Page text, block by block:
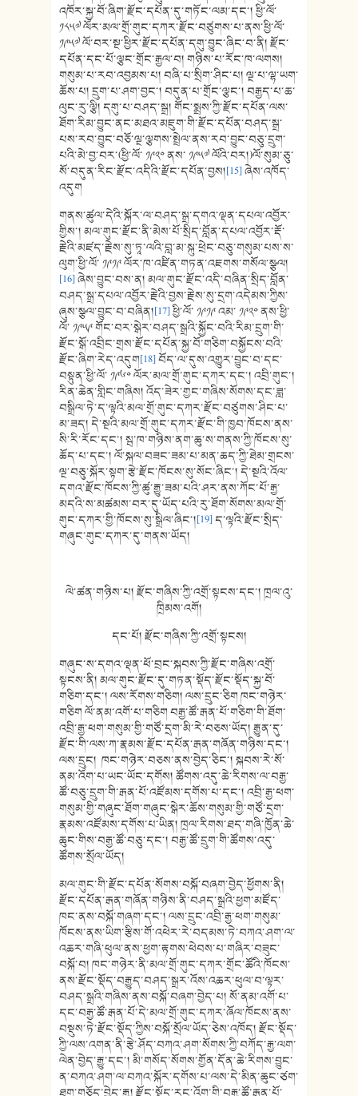
འཁོར་སྐྱ་བོ་ཞིག་རྫོང་དཔོན་དུ་གཏོང་ལམ་དང་། ཕྱི་ལོ་
༡༨༥༧ ལོར་མལ་གྲོ་གུང་དཀར་རྫོང་བཙུགས་པ་ནས་ཕྱི་ལོ་
༡༩༥༧ ལོ་བར་སྔ་ཕྱིར་རྫོང་དཔོན་དགུ་བྱུང་ཞིང༌བ་ནི། རྫོང་
དཔོན་དང་པོ་ལྕང་གྲོང་རྒྱལ་བ། གཉིས་པ་རོང་ཁ་ལགས།
གསུམ་པ་རབ་འབྱམས་པ། བཞི་པ་སྲིག་ཤིང་པ། ལྔ་པ་ལྷ་ཡག་
ཆོས་པ། དྲུག་པ་ཤག་བྱང་། བདུན་པ་གྲོང་ལྕང་། བརྒྱད་པ་ཆ་
ལུང་རུ་ལྕི། དགུ་པ་བཤད་སྒྲ། གོང་སྨྲས་ཀྱི་རྫོང་དཔོན་ལས་
ཐོག་རིམ་བྱུང་ནང་མཐའ་མཇུག་གི་རྫོང་དཔོན་བཤད་སྒྲ་
པས་རབ་བྱུང་བཅོ་ལྔ་ལྕགས་སྤྲེལ་ནས་རབ་བྱུང་བཅུ་དྲུག་
པའི་མེ་བྱ་བར་(ཕྱི་ལོ་ ༡༩༢༠ ནས་ ༡༩༥༧ ལོའི་བར།)ལོ་སུམ་ཅུ་
སོ་བདུན་རིང་རྫོང་འདིའི་རྫོང་དཔོན་བྱས།[15]ཞེས་འཁོད་
འདུག
གནས་ཚུལ་དེའི་སྐོར་ལ་བཤད་སྒྲ་དགའ་ལྡན་དཔལ་འབྱོར་
གྱིས་། མལ་གུང་རྫོང་ནི་མེས་པོ་སྲིད་བློན་དཔལ་འབྱོར་རྡོ་
རྗེའི་མཛད་རྗེས་སུ་ཏཱ་ལའི་བླ་མ་སྐུ་ཕྲེང་བཅུ་གསུམ་པས་ས་
ལུག་ཕྱི་ལོ་ ༡༩༡༩ ལོར་ཁ་འཛིན་གཏན་འཇགས་གསོལ་སྩལ།
[16]ཞེས་བྱུང་བས་ན། མལ་གུང་རྫོང་འདི་བཞིན་སྲིད་བློན་
བཤད་སྒྲ་དཔལ་འབྱོར་རྗེའི་བྱས་རྗེས་སུ་དྲག་འདེམས་ཀྱིས་
ཞུས་སྩལ་བྱུང་བ་བཞིན།[17]ཕྱི་ལོ་ ༡༩༡༩ འམ་ ༡༩༢༠ ནས་ཕྱི་
ལོ་ ༡༩༥༩ གོང་བར་སྒེར་བཤད་སྒྲའི་སྐྱོང་བའི་རིམ་དྲུག་གི་
རྫོང་སྒོ་འབྲིང་གྲས་རྫོང་དཔོན་སྐྱ་བོ་གཅིག་བསྐྱོངས་བའི་
རྫོང་ཞིག་རེད་འདུག[18]བོད་ལ་དུས་འགྱུར་བྱུང་བ་དང་
བསྟུན་ཕྱི་ལོ་ ༡༩༦༠ ལོར་མལ་གྲོ་གུང་དཀར་དང་། འབྲི་གུང་།
རིན་ཆེན་གླིང་གཞིས། འོད་ཟེར་གྱང་གཞིས་སོགས་དང་ཟླ་
བསྒྲིལ་ཏེ་ད་ལྟའི་མལ་གྲོ་གུང་དཀར་རྫོང་བཙུགས་ཤིང་པ་
མ་ཟད། དེ་སྔའི་མལ་གྲོ་གུང་དཀར་རྫོང་གི་ཁྱབ་ཁོངས་ནས་
སི་རི་རོང་དང་། སྦ་ཁ་གཉིས་ནག་ཆུ་ས་གནས་ཀྱི་ཁོངས་སུ་
ཆོད་པ་དང་། ལོ་སྐལ་བཟང་ཟམ་པ་མན་ཆད་ཀྱི་ཐེམ་གྲངས་
ལྔ་བཅུ་སྐོར་སྟག་རྩེ་རྫོང་ཁོངས་སུ་སོང་ཞིང་། དེ་སྔའི་འོལ་
དགའ་རྫོང་ཁོངས་ཀྱི་ཚུ་རྒྱུ་ཟམ་པའི་ཤར་ནས་ཀོང་པོ་རྒྱ་
མདའི་ས་མཚམས་བར་དུ་ཡོད་པའི་རུ་ཐོག་སོགས་མལ་གྲོ་
གུང་དཀར་གྱི་ཁོངས་སུ་སྒྲིལ་ཞིང་།[19]ད་ལྟའི་རྫོང་སྲིད་
གཞུང་གུང་དཀར་དུ་གནས་ཡོད།
ལེ་ཚན་གཉིས་པ། རྫོང་གཞིས་ཀྱི་འགྲོ་སྟངས་དང་། ཁྲལ་འུ་
ཁྲིམས་འགོ།
དང་པོ། རྫོང་གཞིས་ཀྱི་འགྲོ་སྟངས།
གཞུང་ས་དགའ་ལྡན་ཕོ་བྲང་སྐབས་ཀྱི་རྫོང་གཞིས་འགྲོ་
སྟངས་ནི། མལ་གུང་རྫོང་དུ་གཏན་སྡོད་རྫོང་སྡོད་སྐྱ་བོ་
གཅིག་དང་། ལས་རོགས་གཅིག། ལས་དྲུང་ཅིག ཁང་གཉེར་
གཅིག ལོ་ནམ་འགོ་པ་གཅིག བརྒྱ་ཚོ་རྒན་པོ་གཅིག་གི་ཐོག་
འབྲི་རྒྱ་ཕག་གསུམ་གྱི་གཙོ་དྲག་མི་རེ་བཅས་ཡོད། རྒྱུན་དུ་
རྫོང་གི་ལས་ཀ་རྣམས་རྫོང་དཔོན་རྒན་གཞོན་གཉིས་དང་།
ལས་དྲུང། ཁང་གཉེར་བཅས་ནས་བྱེད་ཅིང་། སྐབས་རེ་སོ་
ནམ་འོག་པ་ཡང་ཡོང་དགོས། ཚོགས་འདུ་ཆེ་རིགས་ལ་བརྒྱ་
ཚོ་བཅུ་དྲུག་གི་རྒན་པོ་འཛོམས་དགོས་པ་དང་། འབྲི་རྒྱ་ཕག་
གསུམ་གྱི་གཞུང་ཐོག་གཞུང་སྒེར་ཆོས་གསུམ་གྱི་གཙོ་དྲག་
རྣམས་འཛོམས་དགོས་པ་ཡིན། ཁྲལ་རིགས་ཐད་གཞི་ཁྱོན་ཆེ་
ཆུང་གིས་བརྒྱ་ཚོ་བཅུ་དང་། བརྒྱ་ཚོ་དྲུག་གི་ཚོགས་འདུ་
ཚོགས་སྲོལ་ཡོད།
མལ་གུང་གི་རྫོང་དཔོན་སོགས་བསྐོ་བཞག་བྱེད་ཕྱོགས་ནི།
རྫོང་དཔོན་རྒན་གཞོན་གཉིས་ནི་བཤད་སྒྲའི་ཕྱག་མཛོད་
ཁང་ནས་བསྐོ་གཞག་དང་། ལས་དྲུང་འབྲི་རྒྱ་ཕག་གསུམ་
ཁོངས་ནས་ཡིག་རྩིས་གོ་འཕེར་རེ་བདམས་ཏེ་བཀའ་ཤག་ལ་
འཆར་གཞི་ཕུལ་ནས་ཕྱག་རྟགས་ཕེབས་པ་གཞིར་བཟུང་
བསྐོ་བ། ཁང་གཉེར་ནི་མལ་གྲོ་གུང་དཀར་གྲོང་ཚོའི་ཁོངས་
ནས་རྫོང་སྡོད་བརྒྱུད་བཤད་སྒྲར་འོས་འཆར་ཕུལ་བ་ལྟར་
བཤད་སྒྲའི་གཞིས་ནས་བསྐོ་བཞག་བྱེད་པ། སོ་ནམ་འགོ་པ་
དང་བརྒྱ་ཚོ་རྒན་པོ་དེ་མལ་གྲོ་གུང་དཀར་ཞོལ་ཁོངས་ནས་
བསྡུས་ཏེ་རྫོང་སྡོད་ཀྱིས་བསྐོ་སྲོལ་ཡོད་ཅེས་འཁོད། རྫོང་སྡོད་
ཀྱི་ལས་འགན་ནི་རྩེ་ཤོད་བཀའ་ཤག་སོགས་ཀྱི་བཀོད་རྒྱ་ལག་
ལེན་བྱེད་རྒྱུ་དང་། མི་གསོད་སོགས་གྱོན་དོན་ཆེ་རིགས་བྱུང་
ན་བཀའ་ཤག་ལ་བཀའ་སྐོར་དགོས་པ་ལས་དེ་མིན་ཆུང་ཙག་
ཐག་གཅོད་བྱེད་རྒྱུ། རྫོང་སྡོད་རང་འོག་གི་བརྒྱ་ཚོ་རྒན་པོ་